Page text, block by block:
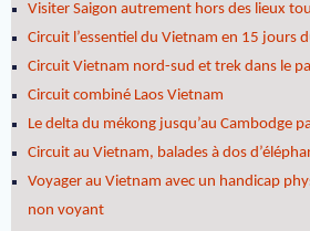
Visiter Saigon autrement hors des lieux
Circuit l’essentiel du Vietnam en 15 jours
Circuit Vietnam nord-sud et trek dans le
Circuit combiné Laos Vietnam
Le delta du mékong jusqu’au Cambodge
Circuit au Vietnam, balades à dos
Voyager au Vietnam avec un handicap
non voyant